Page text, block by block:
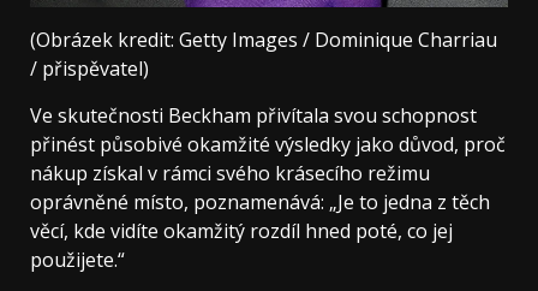
(Obrázek kredit: Getty Images / Dominique Charriau
/ přispěvatel)
Ve skutečnosti Beckham přivítala svou schopnost
přinést působivé okamžité výsledky jako důvod, proč
nákup získal v rámci svého krásecího režimu
oprávněné místo, poznamenává: „Je to jedna z těch
věcí, kde vidíte okamžitý rozdíl hned poté, co jej
použijete.“